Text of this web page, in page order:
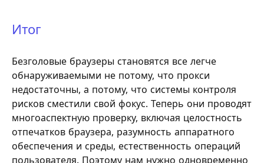
Итог
Безголовые браузеры становятся все легче
обнаруживаемыми не потому, что прокси
недостаточны, а потому, что системы контроля
рисков сместили свой фокус. Теперь они проводят
многоаспектную проверку, включая целостность
отпечатков браузера, разумность аппаратного
обеспечения и среды, естественность операций
пользователя. Поэтому нам нужно одновременно